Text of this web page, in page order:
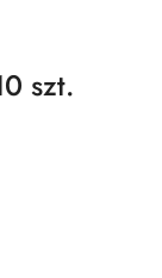
szt.